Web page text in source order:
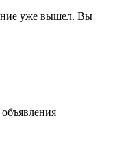
уже вышел. Вы